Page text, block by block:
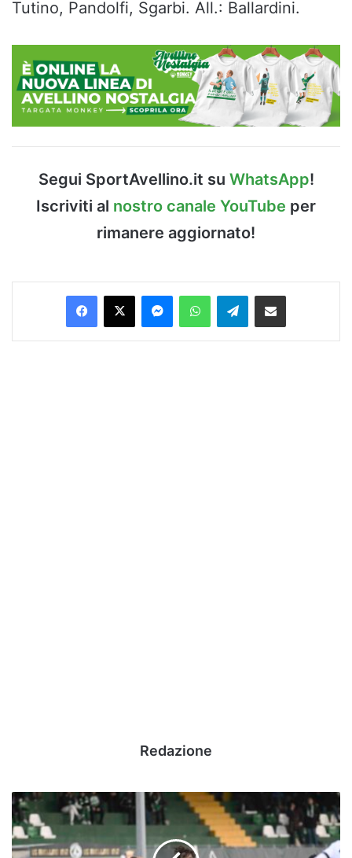
Tutino, Pandolfi, Sgarbi. All.: Ballardini.
Segui SportAvellino.it su WhatsApp!
Iscriviti al nostro canale YouTube per
rimanere aggiornato!
Facebook
X MessengerWhatsAppTelegramCondividi via Email
Redazione
Serie
B,
38ª
giornata: